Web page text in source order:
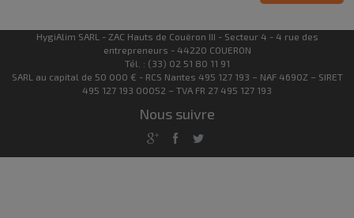
HygiAlim SARL - ZAC Hauts de Couëron III - Secteur 4 - 4 rue des
entrepreneurs - 44220 COUERON
Tél. : (33) 02 51 80 11 91
SARL au capital de 50 000 € - RCS Nantes 495 127 193 – NAF 4690Z – SIRET
495 127 193 00052 – TVA FR 27 495 127 193
Nous suivre